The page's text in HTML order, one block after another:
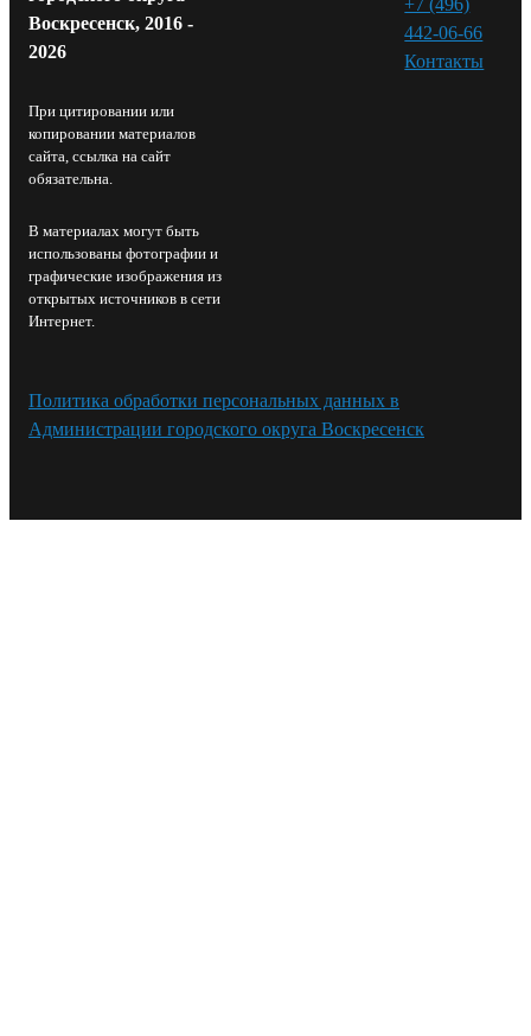
Воскресенск, 2016 -
2026
При цитировании или
копировании материалов
сайта, ссылка на сайт
обязательна.
В материалах могут быть
использованы фотографии и
графические изображения из
открытых источников в сети
Интернет.
442-06-66
Контакты⁠
Политика обработки персональных данных в
Администрации городского округа Воскресенск